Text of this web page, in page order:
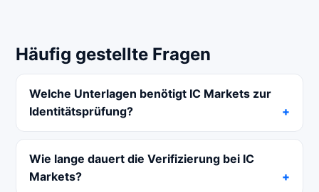
Häufig gestellte Fragen
Welche Unterlagen benötigt IC Markets zur
Identitätsprüfung?
Wie lange dauert die Verifizierung bei IC
Markets?